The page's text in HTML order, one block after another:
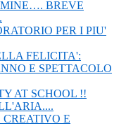
BREVE
PER I PIU'
FELICITA':
E SPETTACOLO
AT SCHOOL !!
E